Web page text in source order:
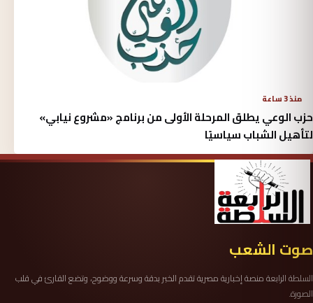
منذ 3 ساعة
حزب الوعي يطلق المرحلة الأولى من برنامج «مشروع نيابي»
لتأهيل الشباب سياسيًا
صوت الشعب
السلطة الرابعة منصة إخبارية مصرية تقدم الخبر بدقة وسرعة ووضوح، وتضع القارئ في قلب
الصورة.